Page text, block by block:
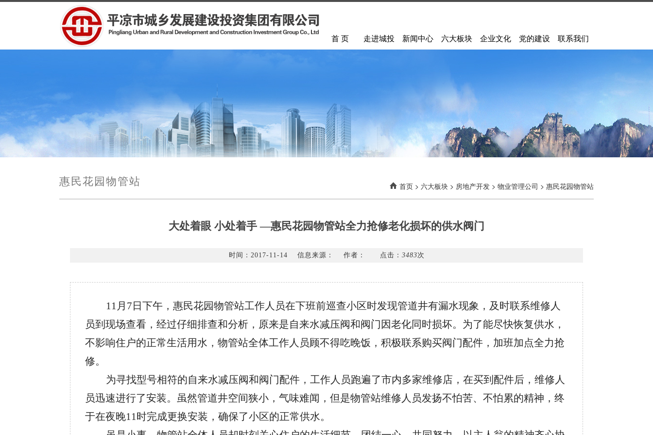
首 页 走进城投 新闻中心 六大板块 企业文化 党的建设 联系我们
惠民花园物管站 首页 > 六大板块 > 房地产开发 > 物业管理公司 > 惠民花园物管站
大处着眼 小处着手 —惠民花园物管站全力抢修老化损坏的供水阀门
时间：2017-11-14 信息来源： 作者： 点击： 3483次
11月7日下午，惠民花园物管站工作人员在下班前巡查小区时发现管道井有漏水现象，及时联系维修人
员到现场查看，经过仔细排查和分析，原来是自来水减压阀和阀门因老化同时损坏。为了能尽快恢复供水，
不影响住户的正常生活用水，物管站全体工作人员顾不得吃晚饭，积极联系购买阀门配件，加班加点全力抢
修。
为寻找型号相符的自来水减压阀和阀门配件，工作人员跑遍了市内多家维修店，在买到配件后，维修人
员迅速进行了安装。虽然管道井空间狭小，气味难闻，但是物管站维修人员发扬不怕苦、不怕累的精神，终
于在夜晚11时完成更换安装， 确保了小区的正常供水。